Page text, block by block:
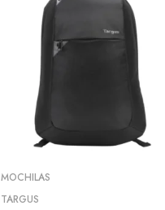
MOCHILAS
TARGUS